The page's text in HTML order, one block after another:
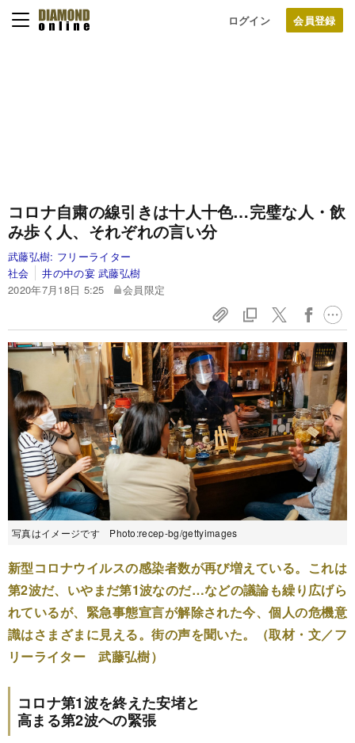
ログイン
コロナ自粛の線引きは十人十色…完璧な人・飲
み歩く人、それぞれの言い分
武藤弘樹: フリーライター
社会
井の中の宴 武藤弘樹
2020年7月18日 5:25
会員限定
写真はイメージです Photo:recep-bg/gettyimages
新型コロナウイルスの感染者数が再び増えている。これは
第2波だ、いやまだ第1波なのだ…などの議論も繰り広げら
れているが、緊急事態宣言が解除された今、個人の危機意
識はさまざまに見える。街の声を聞いた。（取材・文／フ
リーライター 武藤弘樹）
コロナ第1波を終えた安堵と
高まる第2波への緊張